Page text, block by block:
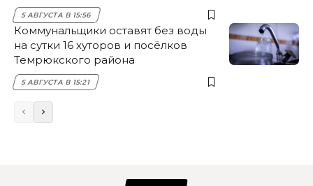
5 АВГУСТА В 15:56
Коммунальщики оставят без воды
на сутки 16 хуторов и посёлков
Темрюкского района
5 АВГУСТА В 15:21